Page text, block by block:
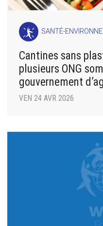
SANTÉ-
Cantines sans
plusieurs ONG
gouvernement
VEN 24 AVR 2026